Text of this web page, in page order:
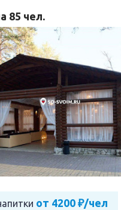
85 чел.
от 4200 ₽/чел